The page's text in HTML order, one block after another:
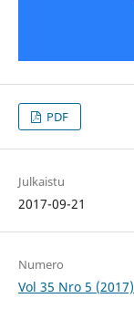
PDF
Julkaistu
2017-09-21
Numero
Vol 35 Nro 5 (2017)